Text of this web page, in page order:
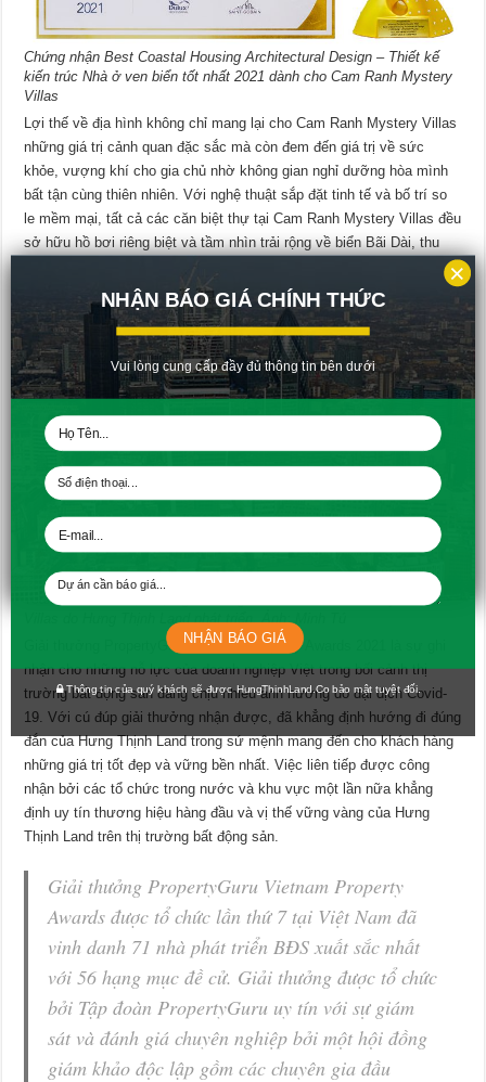
Chứng nhận Best Coastal Housing Architectural Design – Thiết kế
kiến trúc Nhà ở ven biển tốt nhất 2021 dành cho Cam Ranh Mystery
Villas
Lợi thế về địa hình không chỉ mang lại cho Cam Ranh Mystery Villas
những giá trị cảnh quan đặc sắc mà còn đem đến giá trị về sức
khỏe, vượng khí cho gia chủ nhờ không gian nghỉ dưỡng hòa mình
bất tận cùng thiên nhiên. Với nghệ thuật sắp đặt tinh tế và bố trí so
le mềm mại, tất cả các căn biệt thự tại Cam Ranh Mystery Villas đều
sở hữu hồ bơi riêng biệt và tầm nhìn trải rộng về biển Bãi Dài, thu
Toàn cảnh Khu biệt thự nghỉ dưỡng ven biển Cam Ranh Mystery
Villas do Hưng Thịnh Land phát triển. Ảnh: Minh Tú
Giải thưởng PropertyGuru Vietnam Property Awards 2021 là sự ghi
nhận cho những nỗ lực của doanh nghiệp Việt trong bối cảnh thị
trường bất động sản đang chịu nhiều ảnh hưởng do đại dịch Covid-
19. Với cú đúp giải thưởng nhận được, đã khẳng định hướng đi đúng
đắn của Hưng Thịnh Land trong sứ mệnh mang đến cho khách hàng
những giá trị tốt đẹp và vững bền nhất. Việc liên tiếp được công
nhận bởi các tổ chức trong nước và khu vực một lần nữa khẳng
định uy tín thương hiệu hàng đầu và vị thế vững vàng của Hưng
Thịnh Land trên thị trường bất động sản.
Giải thưởng PropertyGuru Vietnam Property
Awards được tổ chức lần thứ 7 tại Việt Nam đã
vinh danh 71 nhà phát triển BĐS xuất sắc nhất
với 56 hạng mục đề cử. Giải thưởng được tổ chức
bởi Tập đoàn PropertyGuru uy tín với sự giám
sát và đánh giá chuyên nghiệp bởi một hội đồng
giám khảo độc lập gồm các chuyên gia đầu
NHẬN BÁO GIÁ CHÍNH THỨC
Vui lòng cung cấp đầy đủ thông tin bên dưới
Thông tin của quý khách sẽ được HungThinhLand.Co bảo mật tuyệt đối.
NHẬN BÁO GIÁ
×